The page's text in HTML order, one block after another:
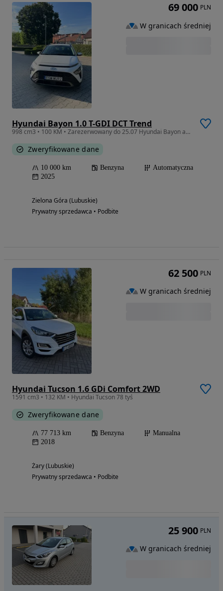
Hyundai Bayon 1.0 T-GDI DCT Trend
998 cm3 • 100 KM • Zarezerwowany do 25.07 Hyundai Bayon automat, hybryda 48V
Zweryfikowane dane
10 000 km Benzyna
Automatyczna
2025
Zielona Góra (Lubuskie)
Prywatny sprzedawca • Podbite
69 000 PLN
W granicach średniej
Hyundai Tucson 1.6 GDi Comfort 2WD
1591 cm3 • 132 KM • Hyundai Tucson 78 tyś
Zweryfikowane dane
77 713 km Benzyna
Manualna
2018
Żary (Lubuskie)
Prywatny sprzedawca • Podbite
62 500 PLN
W granicach średniej
25 900 PLN
W granicach średniej